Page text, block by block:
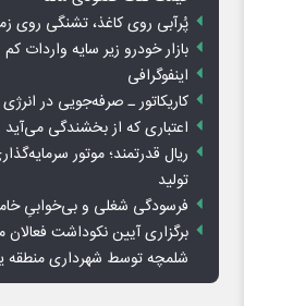
پُرآبی روی کاغذ، تشنگی روی
بازار خودرو زیر سایه واردات کم
اینفوگرافی
کاریکاتور ـ صرفه‌جویی در انرژی
اعتباری که از بخشندگی می‌آید
ریال قدرتمند؛ موتور
تولید
فرسودگی شغلی و بی‌خوابیِ
برگزاری آیین نکوداشت
شلمچه توسط شهرداری